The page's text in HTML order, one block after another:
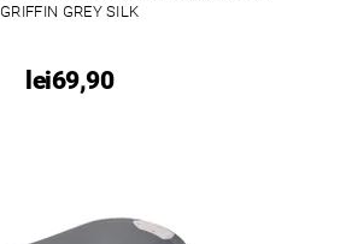
GRIFFIN GREY SILK
lei69,90